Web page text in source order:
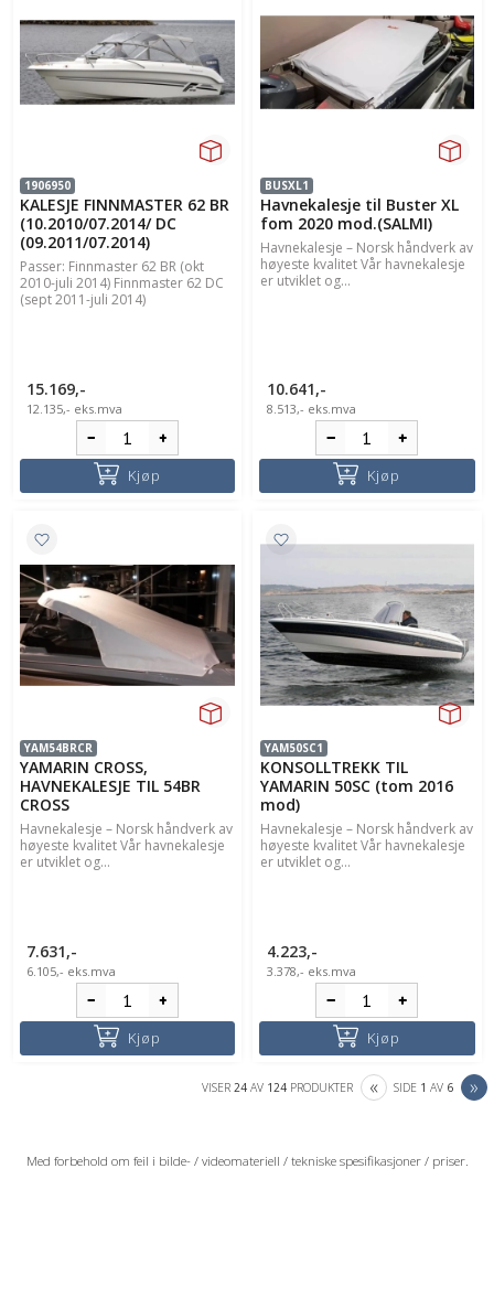
1906950
KALESJE FINNMASTER 62 BR
(10.2010/07.2014/ DC
(09.2011/07.2014)
Passer: Finnmaster 62 BR (okt
2010-juli 2014) Finnmaster 62 DC
(sept 2011-juli 2014)
15.169,-
12.135,- eks.mva
Kjøp
BUSXL1
Havnekalesje til Buster XL
fom 2020 mod.(SALMI)
Havnekalesje – Norsk håndverk av
høyeste kvalitet Vår havnekalesje
er utviklet og...
10.641,-
8.513,- eks.mva
Kjøp
YAM54BRCR
YAMARIN CROSS,
HAVNEKALESJE TIL 54BR
CROSS
Havnekalesje – Norsk håndverk av
høyeste kvalitet Vår havnekalesje
er utviklet og...
7.631,-
6.105,- eks.mva
Kjøp
YAM50SC1
KONSOLLTREKK TIL
YAMARIN 50SC (tom 2016
mod)
Havnekalesje – Norsk håndverk av
høyeste kvalitet Vår havnekalesje
er utviklet og...
4.223,-
3.378,- eks.mva
Kjøp
VISER 24 AV 124 PRODUKTER «PREVIOUS
SIDE 1 AV 6 »
Med forbehold om feil i bilde- / videomateriell / tekniske spesifikasjoner / priser.